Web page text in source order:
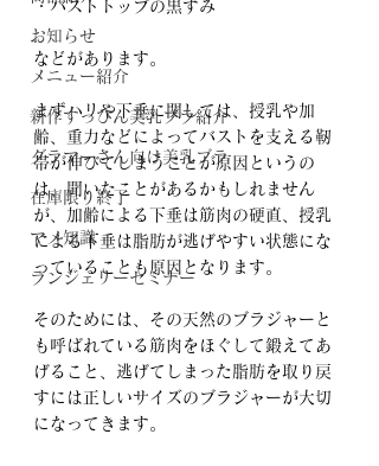
お知らせ
メニュー紹介
新作すっぴん美乳ブラ紹介
グラマーさん向け美乳ブラ
在庫限り終了
マメ知識
ランジェリーセミナー
・バストトップの黒ずみ
などがあります。
まずハリや下垂に関しては、授乳や加
齢、重力などによってバストを支える靭
帯が伸びてしまうことが原因というの
は、聞いたことがあるかもしれません
が、加齢による下垂は筋肉の硬直、授乳
による下垂は脂肪が逃げやすい状態にな
っていることも原因となります。
そのためには、その天然のブラジャーと
も呼ばれている筋肉をほぐして鍛えてあ
げること、逃げてしまった脂肪を取り戻
すには正しいサイズのブラジャーが大切
になってきます。